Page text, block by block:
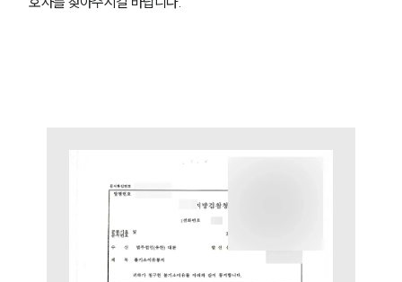
구성원 소개
형사전문변호사